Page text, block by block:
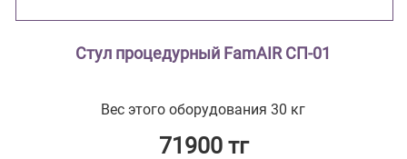
Стул процедурный FamAIR СП-01
Вес этого оборудования 30 кг
71900 тг